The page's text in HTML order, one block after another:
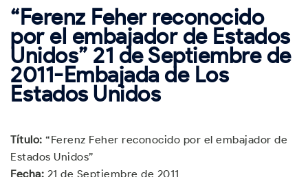
“Ferenz Feher reconocido
por el embajador de Estados
Unidos” 21 de Septiembre de
2011-Embajada de Los
Estados Unidos
Título: “Ferenz Feher reconocido por el embajador de
Estados Unidos”
Fecha: 21 de Septiembre de 2011